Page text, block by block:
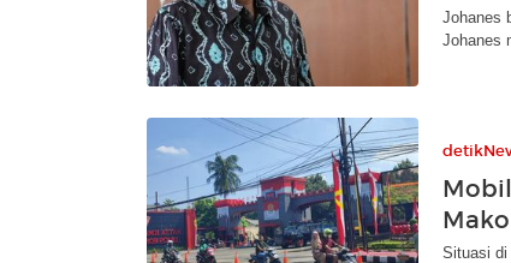
Johanes
Johanes
Situasi di